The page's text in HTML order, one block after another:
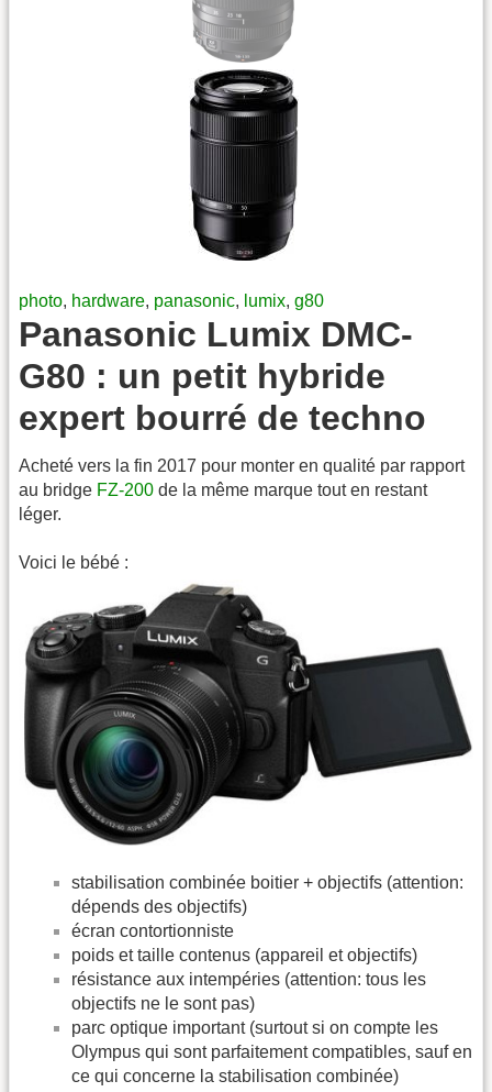
photo, hardware, panasonic, lumix, g80
Panasonic Lumix DMC-
G80 : un petit hybride
expert bourré de techno
Acheté vers la fin 2017 pour monter en qualité par rapport
au bridge FZ-200 de la même marque tout en restant
léger.
Voici le bébé :
stabilisation combinée boitier + objectifs (attention:
dépends des objectifs)
écran contortionniste
poids et taille contenus (appareil et objectifs)
résistance aux intempéries (attention: tous les
objectifs ne le sont pas)
parc optique important (surtout si on compte les
Olympus qui sont parfaitement compatibles, sauf en
ce qui concerne la stabilisation combinée)